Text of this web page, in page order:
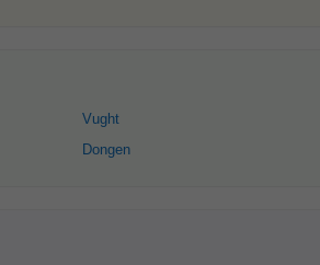
Vught
Dongen